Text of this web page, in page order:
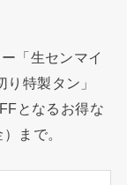
「生センマイ
特製タン」
となるお得な
まで。